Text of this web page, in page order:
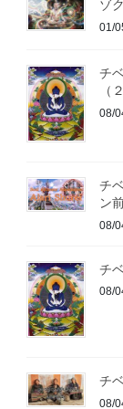
ゾ
01/
チ
（
08/
チ
ン
08/
チ
08/
チ
08/